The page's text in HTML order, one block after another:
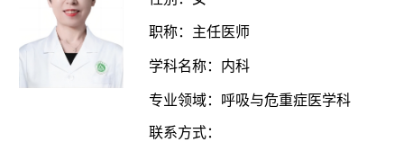
职称：主任医师
学科名称：内科
专业领域：呼吸与危重症医学科
联系方式：